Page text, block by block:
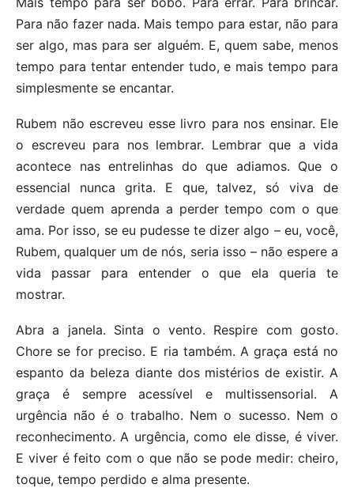
Para não fazer nada. Mais tempo para estar, não para
ser algo, mas para ser alguém. E, quem sabe, menos
tempo para tentar entender tudo, e mais tempo para
simplesmente se encantar.
Rubem não escreveu esse livro para nos ensinar. Ele
o escreveu para nos lembrar. Lembrar que a vida
acontece nas entrelinhas do que adiamos. Que o
essencial nunca grita. E que, talvez, só viva de
verdade quem aprenda a perder tempo com o que
ama. Por isso, se eu pudesse te dizer algo – eu, você,
Rubem, qualquer um de nós, seria isso – não espere a
vida passar para entender o que ela queria te
mostrar.
Abra a janela. Sinta o vento. Respire com gosto.
Chore se for preciso. E ria também. A graça está no
espanto da beleza diante dos mistérios de existir. A
graça é sempre acessível e multissensorial. A
urgência não é o trabalho. Nem o sucesso. Nem o
reconhecimento. A urgência, como ele disse, é viver.
E viver é feito com o que não se pode medir: cheiro,
toque, tempo perdido e alma presente.